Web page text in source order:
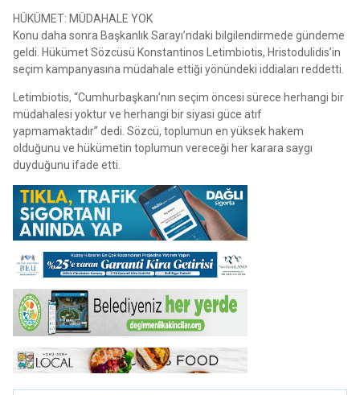
HÜKÜMET: MÜDAHALE YOK
Konu daha sonra Başkanlık Sarayı’ndaki bilgilendirmede gündeme
geldi. Hükümet Sözcüsü Konstantinos Letimbiotis, Hristodulidis’in
seçim kampanyasına müdahale ettiği yönündeki iddiaları reddetti.
Letimbiotis, “Cumhurbaşkanı’nın seçim öncesi sürece herhangi bir
müdahalesi yoktur ve herhangi bir siyasi güce atıf
yapmamaktadır” dedi. Sözcü, toplumun en yüksek hakem
olduğunu ve hükümetin toplumun vereceği her karara saygı
duyduğunu ifade etti.